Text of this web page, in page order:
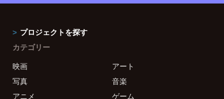
プロジェクトを探す
カテゴリー
映画
アート
写真
音楽
アニメ
ゲーム